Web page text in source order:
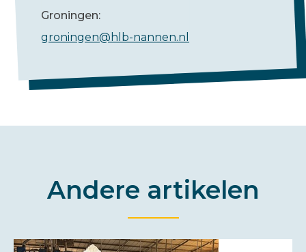
Groningen:
groningen@hlb-nannen.nl
Andere artikelen